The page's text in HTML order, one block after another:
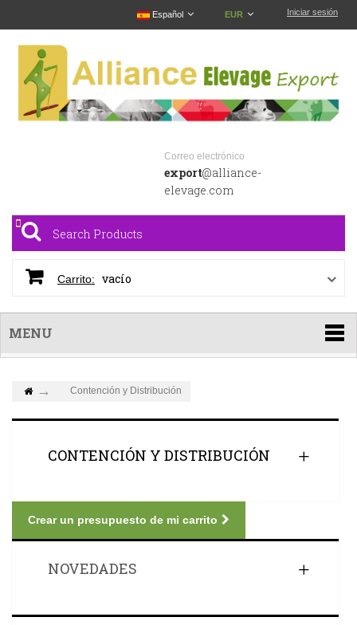
Iniciar sesión
EUR
Español
Correo electrónico
export@alliance-
elevage.com
Carrito: vacío
MENU
Contención y Distribución
CONTENCIÓN Y DISTRIBUCIÓN
Crear un presupuesto de mi carrito
NOVEDADES